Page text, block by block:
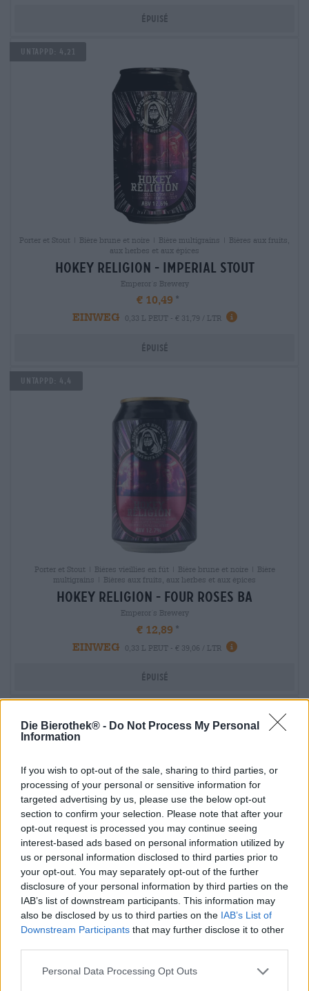
Die Bierothek® - Do Not Process My Personal
Information
If you wish to opt-out of the sale, sharing to third parties, or
processing of your personal or sensitive information for
targeted advertising by us, please use the below opt-out
section to confirm your selection. Please note that after your
opt-out request is processed you may continue seeing
interest-based ads based on personal information utilized by
us or personal information disclosed to third parties prior to
your opt-out. You may separately opt-out of the further
disclosure of your personal information by third parties on the
IAB’s list of downstream participants. This information may
also be disclosed by us to third parties on the IAB’s List of
Downstream Participants that may further disclose it to other
Personal Data Processing Opt Outs
Épuisé
Untappd: 4,21
Porter et Stout | Bière brune et noire | Bière multigrains | Bières aux fruits,
aux herbes et aux épices
hokey religion - imperial stout
Emperor´s Brewery
€ 10,49
EINWEG
0,33 L PEUT - € 31,79 / LTR
Épuisé
Untappd: 4,4
Porter et Stout | Bières vieillies en fût | Bière brune et noire | Bière
multigrains | Bières aux fruits, aux herbes et aux épices
hokey religion - four roses ba
Emperor´s Brewery
€ 12,89
EINWEG
0,33 L PEUT - € 39,06 / LTR
Épuisé
Porter et Stout | Bières vieillies en fût | Bière brune et noire | Bière
multigrains | Bières aux fruits, aux herbes et aux épices
mindless philosopher - barbados rum ba
EINWEG
0,33 L PEUT - € 39,06 / LTR